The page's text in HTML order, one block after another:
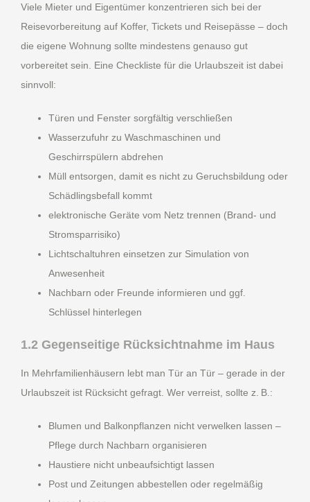
Viele Mieter und Eigentümer konzentrieren sich bei der
Reisevorbereitung auf Koffer, Tickets und Reisepässe – doch
die eigene Wohnung sollte mindestens genauso gut
vorbereitet sein. Eine Checkliste für die Urlaubszeit ist dabei
sinnvoll:
Türen und Fenster sorgfältig verschließen
Wasserzufuhr zu Waschmaschinen und
Geschirrspülern abdrehen
Müll entsorgen, damit es nicht zu Geruchsbildung oder
Schädlingsbefall kommt
elektronische Geräte vom Netz trennen (Brand- und
Stromsparrisiko)
Lichtschaltuhren einsetzen zur Simulation von
Anwesenheit
Nachbarn oder Freunde informieren und ggf.
Schlüssel hinterlegen
1.2 Gegenseitige Rücksichtnahme im Haus
In Mehrfamilienhäusern lebt man Tür an Tür – gerade in der
Urlaubszeit ist Rücksicht gefragt. Wer verreist, sollte z. B.:
Blumen und Balkonpflanzen nicht verwelken lassen –
Pflege durch Nachbarn organisieren
Haustiere nicht unbeaufsichtigt lassen
Post und Zeitungen abbestellen oder regelmäßig